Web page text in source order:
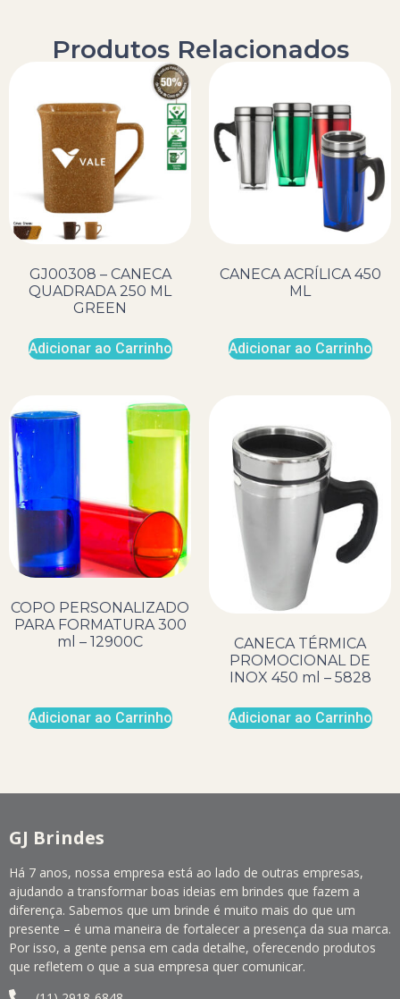
Produtos Relacionados
GJ00308 – CANECA
QUADRADA 250 ML
GREEN
Adicionar ao Carrinho
CANECA ACRÍLICA 450
ML
Adicionar ao Carrinho
COPO PERSONALIZADO
PARA FORMATURA 300
ml – 12900C
Adicionar ao Carrinho
CANECA TÉRMICA
PROMOCIONAL DE
INOX 450 ml – 5828
Adicionar ao Carrinho
GJ Brindes
Há 7 anos, nossa empresa está ao lado de outras empresas,
ajudando a transformar boas ideias em brindes que fazem a
diferença. Sabemos que um brinde é muito mais do que um
presente – é uma maneira de fortalecer a presença da sua marca.
Por isso, a gente pensa em cada detalhe, oferecendo produtos
que refletem o que a sua empresa quer comunicar.